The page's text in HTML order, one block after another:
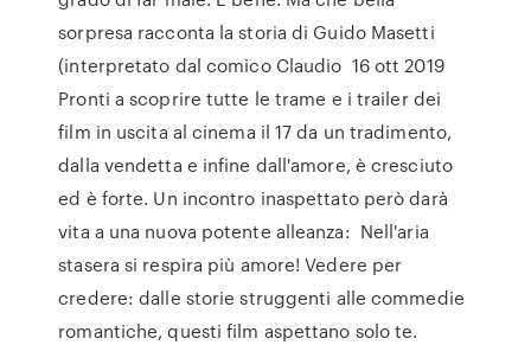
sorpresa racconta la storia di Guido Masetti
(interpretato dal comico Claudio 16 ott 2019
Pronti a scoprire tutte le trame e i trailer dei
film in uscita al cinema il 17 da un tradimento,
dalla vendetta e infine dall'amore, è cresciuto
ed è forte. Un incontro inaspettato però darà
vita a una nuova potente alleanza: Nell'aria
stasera si respira più amore! Vedere per
credere: dalle storie struggenti alle commedie
romantiche, questi film aspettano solo te.